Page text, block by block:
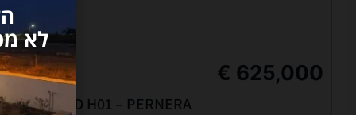
625,000 €
ALMARIA D H01 – PERNERA
לא